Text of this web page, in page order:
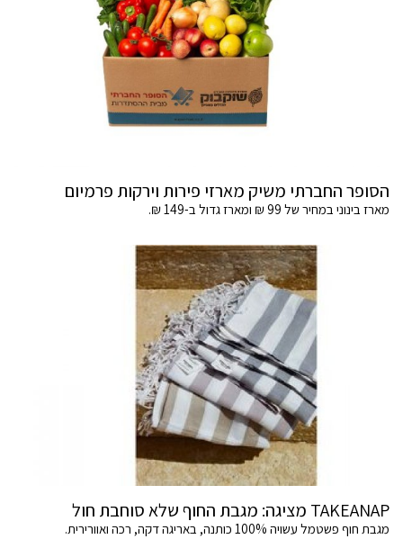
הסופר החברתי משיק מארזי פירות וירקות פרמיום
מארז בינוני במחיר של 99 ₪ ומארז גדול ב-149 ₪.
TAKEANAP מציגה: מגבת החוף שלא סוחבת חול
מגבת חוף פשטמל עשויה 100% כותנה, באריגה דקה, רכה ואוורירית.